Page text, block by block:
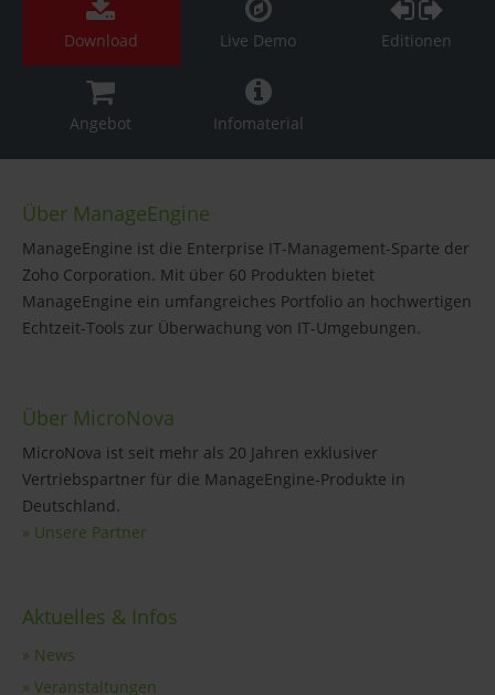
Download Live Demo Editionen
Angebot Infomaterial
Über ManageEngine
ManageEngine ist die Enterprise IT-Management-Sparte der
Zoho Corporation. Mit über 60 Produkten bietet
ManageEngine ein umfangreiches Portfolio an hochwertigen
Echtzeit-Tools zur Überwachung von IT-Umgebungen.
Über MicroNova
MicroNova ist seit mehr als 20 Jahren exklusiver
Vertriebspartner für die ManageEngine-Produkte in
Deutschland.
» Unsere Partner
Aktuelles & Infos
» News
» Veranstaltungen